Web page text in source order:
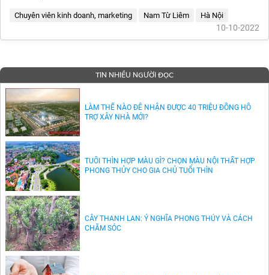
Chuyên viên kinh doanh, marketing Nam Từ Liêm Hà Nội
10-10-2022
TIN NHIỀU NGƯỜI ĐỌC
LÀM THẾ NÀO ĐỂ NHẬN ĐƯỢC 40 TRIỆU ĐỒNG HỖ
TRỢ XÂY NHÀ MỚI?
TUỔI THÌN HỢP MÀU GÌ? CHỌN MÀU NỘI THẤT HỢP
PHONG THỦY CHO GIA CHỦ TUỔI THÌN
CÂY THANH LAN: Ý NGHĨA PHONG THỦY VÀ CÁCH
CHĂM SÓC